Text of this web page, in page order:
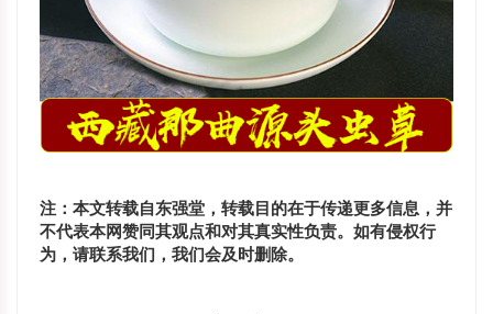
注：本文转载自东强堂，转载目的在于传递更多信息，并
不代表本网赞同其观点和对其真实性负责。如有侵权行
为，请联系我们，我们会及时删除。